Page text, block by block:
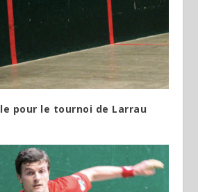
pour le tournoi de Larrau